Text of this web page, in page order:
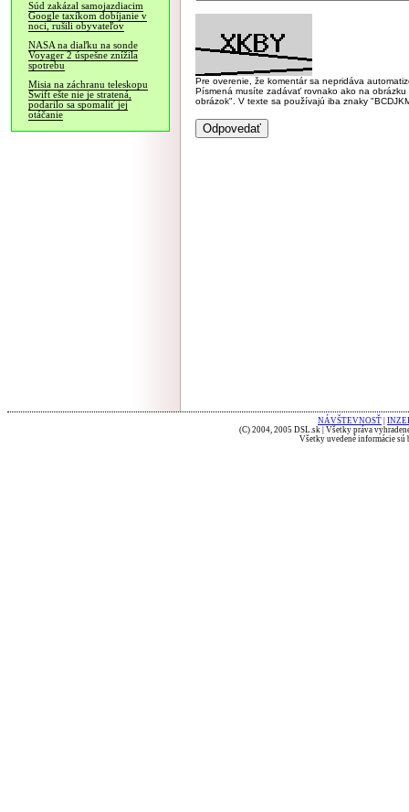
Súd zakázal samojazdiacim
Google taxíkom dobíjanie v
noci, rušili obyvateľov
NASA na diaľku na sonde
Voyager 2 úspešne znížila
spotrebu
Misia na záchranu teleskopu
Swift ešte nie je stratená,
podarilo sa spomaliť jej
otáčanie
Pre overenie, že komentár sa nepridáva
Písmená musíte zadávať rovnako ako na
obrázok". V texte sa používajú iba znaky
NÁVŠTEVNOSŤ
(C) 2004, 2005 DSL.sk | Všetky práva
Všetky uvedené informácie sú